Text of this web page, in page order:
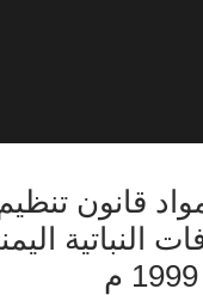
قانون
النباتية